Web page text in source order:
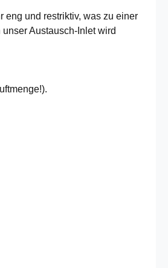
eng und restriktiv, was zu einer
Austausch-Inlet wird